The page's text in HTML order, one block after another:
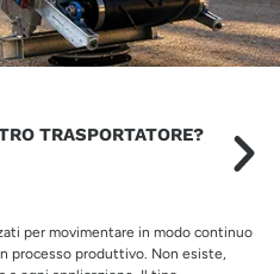
TRASPORTATORE?
per movimentare in modo continuo
processo produttivo. Non esiste,